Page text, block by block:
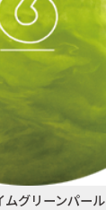
ムグリーンパール